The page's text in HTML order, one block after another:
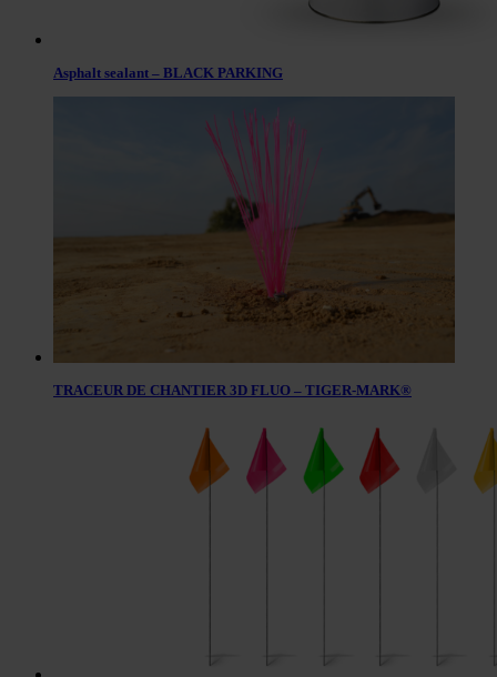
Asphalt sealant – BLACK PARKING
TRACEUR DE CHANTIER 3D FLUO – TIGER-MARK®